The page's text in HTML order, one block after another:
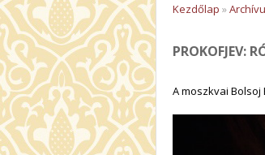
Kezdőlap »
PROKOFJEV:
A moszkvai Bolsoj